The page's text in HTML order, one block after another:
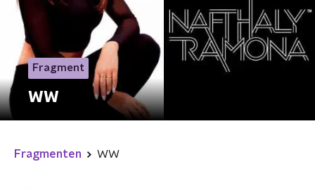
Fragment
WW
Fragmenten WW